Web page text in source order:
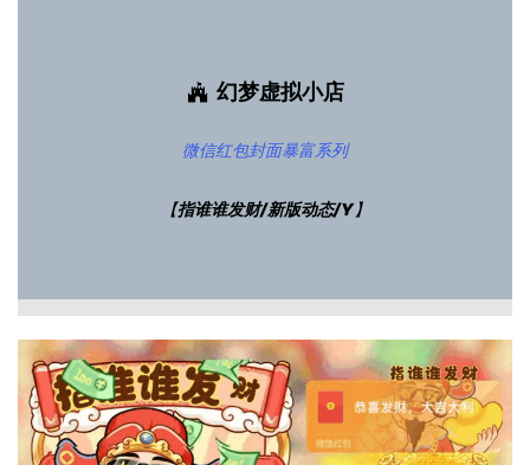
幻梦虚拟小店
微信红包封面暴富系列
【指谁谁发财/新版动态/Y】